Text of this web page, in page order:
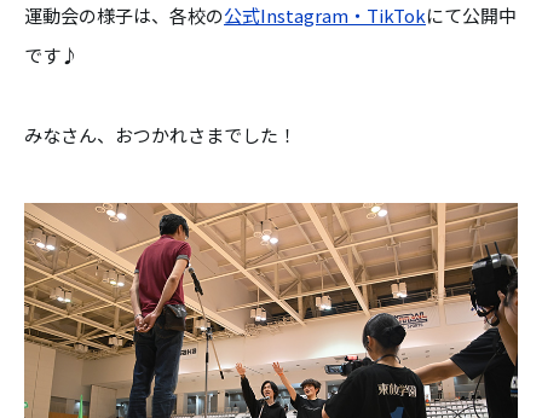
運動会の様子は、各校の公式Instagram・TikTokにて公開中
です♪
みなさん、おつかれさまでした！